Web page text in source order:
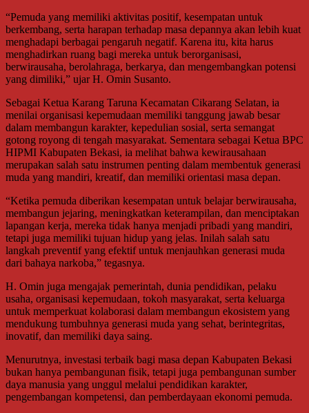
“Pemuda yang memiliki aktivitas positif, kesempatan untuk
berkembang, serta harapan terhadap masa depannya akan lebih kuat
menghadapi berbagai pengaruh negatif. Karena itu, kita harus
menghadirkan ruang bagi mereka untuk berorganisasi,
berwirausaha, berolahraga, berkarya, dan mengembangkan potensi
yang dimiliki,” ujar H. Omin Susanto.
Sebagai Ketua Karang Taruna Kecamatan Cikarang Selatan, ia
menilai organisasi kepemudaan memiliki tanggung jawab besar
dalam membangun karakter, kepedulian sosial, serta semangat
gotong royong di tengah masyarakat. Sementara sebagai Ketua BPC
HIPMI Kabupaten Bekasi, ia melihat bahwa kewirausahaan
merupakan salah satu instrumen penting dalam membentuk generasi
muda yang mandiri, kreatif, dan memiliki orientasi masa depan.
“Ketika pemuda diberikan kesempatan untuk belajar berwirausaha,
membangun jejaring, meningkatkan keterampilan, dan menciptakan
lapangan kerja, mereka tidak hanya menjadi pribadi yang mandiri,
tetapi juga memiliki tujuan hidup yang jelas. Inilah salah satu
langkah preventif yang efektif untuk menjauhkan generasi muda
dari bahaya narkoba,” tegasnya.
H. Omin juga mengajak pemerintah, dunia pendidikan, pelaku
usaha, organisasi kepemudaan, tokoh masyarakat, serta keluarga
untuk memperkuat kolaborasi dalam membangun ekosistem yang
mendukung tumbuhnya generasi muda yang sehat, berintegritas,
inovatif, dan memiliki daya saing.
Menurutnya, investasi terbaik bagi masa depan Kabupaten Bekasi
bukan hanya pembangunan fisik, tetapi juga pembangunan sumber
daya manusia yang unggul melalui pendidikan karakter,
pengembangan kompetensi, dan pemberdayaan ekonomi pemuda.